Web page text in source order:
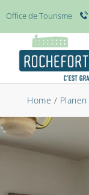
Office de Tourisme
Home / Planen